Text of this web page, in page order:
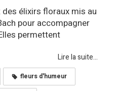
élixirs floraux mis au
pour accompagner
permettent
Lire la suite...
fleurs d'humeur